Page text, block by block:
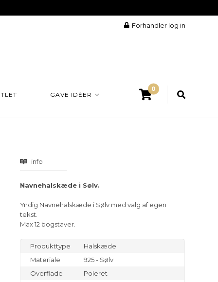
Forhandler log in
GAVE IDÈER
0
info
Navnehalskæde i Sølv.
Yndig Navnehalskæde i Sølv med valg af egen
tekst.
Max 12 bogstaver.
Produkttype
Halskæde
Materiale
925 - Sølv
Overflade
Poleret